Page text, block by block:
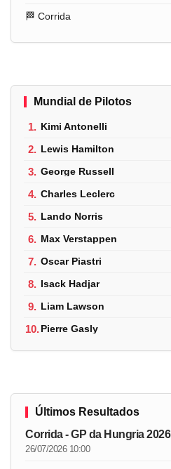
🏁 Corrida
Mundial de Pilotos
1. Kimi Antonelli
2. Lewis Hamilton
3. George Russell
4. Charles Leclerc
5. Lando Norris
6. Max Verstappen
7. Oscar Piastri
8. Isack Hadjar
9. Liam Lawson
10.Pierre Gasly
Últimos Resultados
Corrida - GP da Hungria 2026
26/07/2026 10:00